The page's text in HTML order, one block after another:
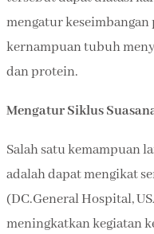
mengatur
kernampuan tubuh
dan protein.
Mengatur Siklus
Salah satu kemampuan
adalah dapat mengikat
(DC.General Hospital,
meningkatkan kegiatan